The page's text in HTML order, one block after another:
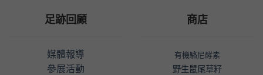
足跡回顧
媒體報導
參展活動
商店
有機駱尼酵素
野生鼠尾草籽